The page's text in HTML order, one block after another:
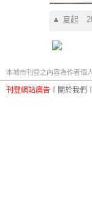
▲ 夏起
本城市刊登之內容為作者個
刊登網站廣告 關於我們